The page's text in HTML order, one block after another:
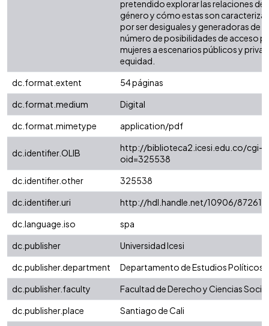
pretendido explorar las relaciones de
género y cómo estas son
por ser desiguales y generadoras de
número de posibilidades de acceso
mujeres a escenarios públicos y
equidad.
dc.format.extent
54 páginas
dc.format.medium
Digital
dc.format.mimetype
application/pdf
dc.identifier.OLIB
http://biblioteca2.icesi.edu.co/cgi-
oid=325538
dc.identifier.other
325538
dc.identifier.uri
http://hdl.handle.net/10906/87261
dc.language.iso
spa
dc.publisher
Universidad Icesi
dc.publisher.department
Departamento de Estudios Políticos
dc.publisher.faculty
Facultad de Derecho y Ciencias
dc.publisher.place
Santiago de Cali